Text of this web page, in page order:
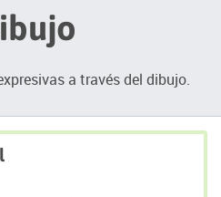
a través del dibujo.